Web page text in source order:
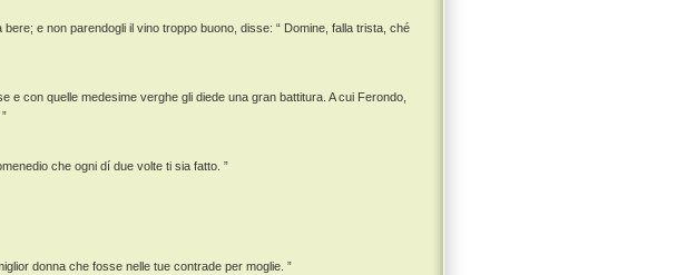
e non parendogli il vino troppo buono, disse: “ Domine, falla trista, ché
e con quelle medesime verghe gli diede una gran battitura. A cui Ferondo,
che ogni dí due volte ti sia fatto. ”
donna che fosse nelle tue contrade per moglie. ”